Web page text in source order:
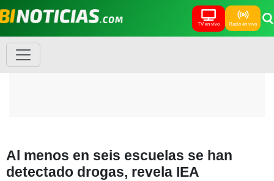
TV en vivo Radio en vivo
Al menos en seis escuelas se han
detectado drogas, revela IEA